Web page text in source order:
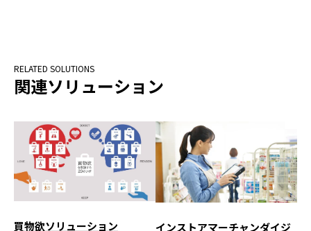
関連ソリューション
買物欲ソリューション
インストアマーチャンダイジ